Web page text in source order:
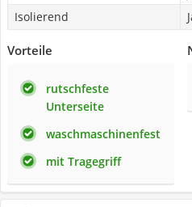
Isolierend
Vorteile
rutschfeste
Unterseite
waschmaschinenfest
mit Tragegriff